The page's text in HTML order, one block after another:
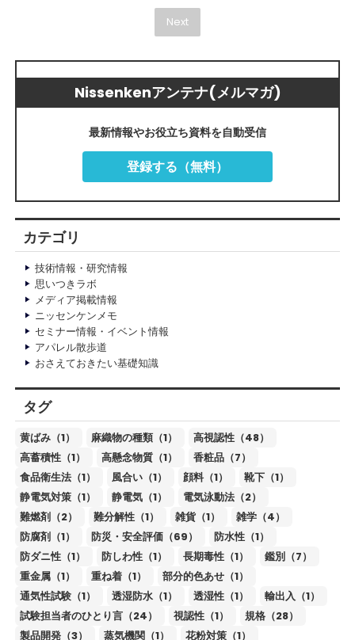
Next
Nissenkenアンテナ(メルマガ)
最新情報やお役立ち資料を自動受信
登録する（無料）
カテゴリ
技術情報・研究情報
思いつきラボ
メディア掲載情報
ニッセンケンメモ
セミナー情報・イベント情報
アパレル散歩道
おさえておきたい基礎知識
タグ
黄ばみ（1） 麻織物の種類（1）
高視認性（48）
高蓄積性（1）
高懸念物質（1）
香粧品（7）
食品衛生法（1）
風合い（1） 顔料（1）
靴下（1）
静電気対策（1）
静電気（1）
電気泳動法（2）
難燃剤（2）
難分解性（1） 雑貨（1）
雑学（4）
防腐剤（1）
防災・安全評価（69）
防水性（1）
防ダニ性（1）
防しわ性（1） 長期毒性（1）
鑑別（7）
重金属（1）
重ね着（1）
部分的色あせ（1）
通気性試験（1）
透湿防水（1） 透湿性（1）
輸出入（1）
試験担当者のひとり言（24）
視認性（1）
規格（28）
製品開発（3）
蒸気機関（1）
花粉対策（1）